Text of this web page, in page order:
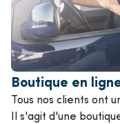
Boutique en
Tous nos clients ont
Il s'agit d'une